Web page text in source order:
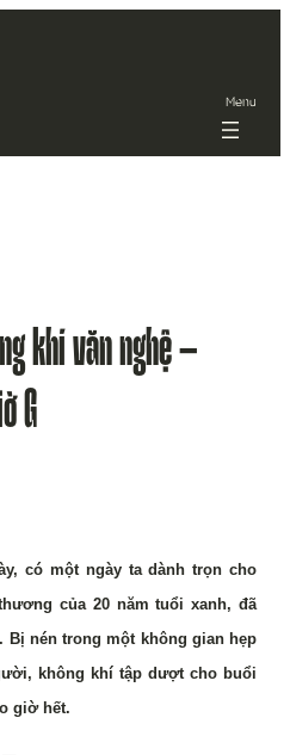
Menu
khí văn nghệ –
G
có một ngày ta dành trọn cho
của 20 năm tuổi xanh, đã
Bị nén trong một không gian hẹp
không khí tập dượt cho buổi
giờ hết.